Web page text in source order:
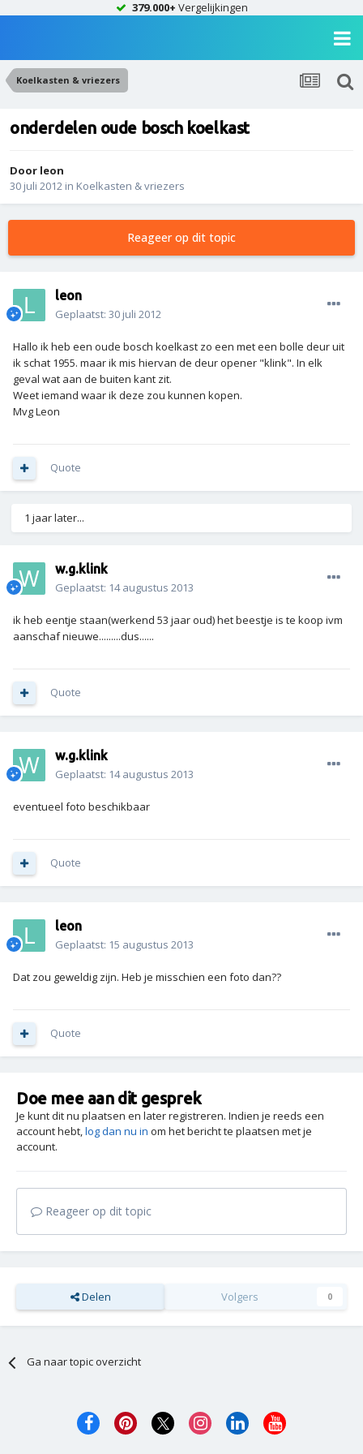
379.000+ Vergelijkingen
Koelkasten & vriezers
onderdelen oude bosch koelkast
Door leon
30 juli 2012 in Koelkasten & vriezers
Reageer op dit topic
leon
Geplaatst: 30 juli 2012
Hallo ik heb een oude bosch koelkast zo een met een bolle deur uit
ik schat 1955. maar ik mis hiervan de deur opener "klink". In elk
geval wat aan de buiten kant zit.
Weet iemand waar ik deze zou kunnen kopen.
Mvg Leon
Quote
1 jaar later...
w.g.klink
Geplaatst: 14 augustus 2013
ik heb eentje staan(werkend 53 jaar oud) het beestje is te koop ivm
aanschaf nieuwe.........dus......
Quote
w.g.klink
Geplaatst: 14 augustus 2013
eventueel foto beschikbaar
Quote
leon
Geplaatst: 15 augustus 2013
Dat zou geweldig zijn. Heb je misschien een foto dan??
Quote
Doe mee aan dit gesprek
Je kunt dit nu plaatsen en later registreren. Indien je reeds een
account hebt,log dan nu in om het bericht te plaatsen met je
account.
Reageer op dit topic
Delen Volgers 0
Ga naar topic overzicht